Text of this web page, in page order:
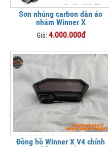
Sơn nhúng carbon dàn áo
nhám Winner X
Giá:4.000.000đ
Đồng hồ Winner X V4 chính